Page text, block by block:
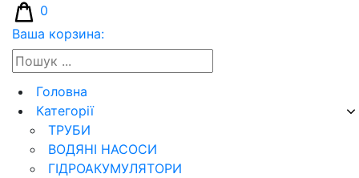
0
Ваша корзина:
Головна
Категорії
ТРУБИ
ВОДЯНІ НАСОСИ
ГІДРОАКУМУЛЯТОРИ